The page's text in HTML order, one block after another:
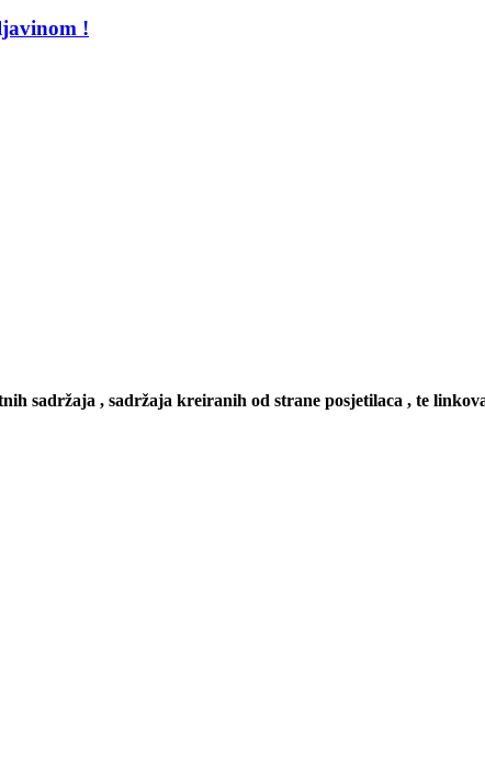
!
sadržaja , sadržaja kreiranih od strane posjetilaca , te